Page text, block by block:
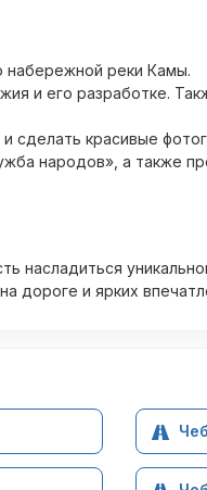
набережной реки Камы.
и его разработке.
сделать красивые
народов», а также
дороге и ярких